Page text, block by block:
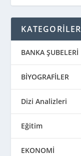
KATEGORİLER
BANKA ŞUBELERİ
BİYOGRAFİLER
Dizi Analizleri
Eğitim
EKONOMİ